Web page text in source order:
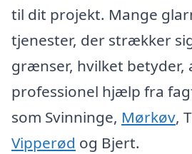
til dit projekt. Mange
tjenester, der strækker
grænser, hvilket betyder,
professionel hjælp fra
som Svinninge, Mørkøv,
Vipperød og Bjert.